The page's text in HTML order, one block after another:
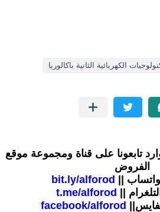
الكهربائية الثانية باكالوريا
تابعونا على قناة ومجموعة موقع
الفروض
||
bit.ly/alforod
||
t.me/alforod
facebook/alforod